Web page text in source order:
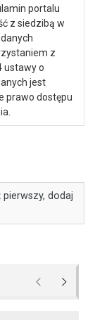
portalu
z siedzibą w
z
ustawy o
jest
prawo dostępu
dodaj
Poprzednie